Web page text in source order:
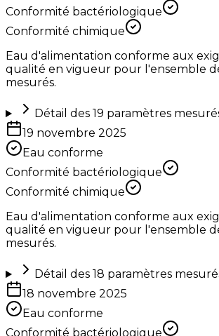
Conformité bactériologique
Conformité chimique
Eau d'alimentation conforme aux
qualité en vigueur pour l'ensemble
mesurés.
Détail des 19 paramètres
19 novembre 2025
Eau conforme
Conformité bactériologique
Conformité chimique
Eau d'alimentation conforme aux
qualité en vigueur pour l'ensemble
mesurés.
Détail des 18 paramètres
18 novembre 2025
Eau conforme
Conformité bactériologique